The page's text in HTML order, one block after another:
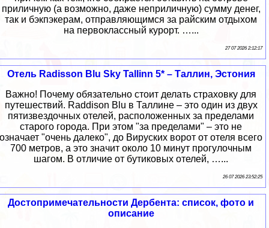
приличную (а возможно, даже неприличную) сумму денег,
так и бэкпэкерам, отправляющимся за райским отдыхом
на первоклассный курорт. …...
27 07 2026 2:12:17
Отель Radisson Blu Sky Tallinn 5* – Таллин, Эстония
Важно! Почему обязательно стоит делать страховку для
путешествий. Raddison Blu в Таллине – это один из двух
пятизвездочных отелей, расположенных за пределами
старого города. При этом "за пределами" – это не
означает "очень далеко", до Вируских ворот от отеля всего
700 метров, а это значит около 10 минут прогулочным
шагом. В отличие от бутиковых отелей, …...
26 07 2026 23:52:25
Достопримечательности Дербента: список, фото и
описание